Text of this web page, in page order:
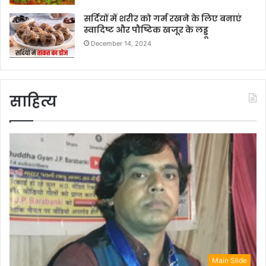
सर्दियों में शरीर को गर्म रखने के लिए बनाएं
स्वादिष्ट और पौष्टिक खजूर के लड्डू
December 14, 2024
साहित्य
Main Slide